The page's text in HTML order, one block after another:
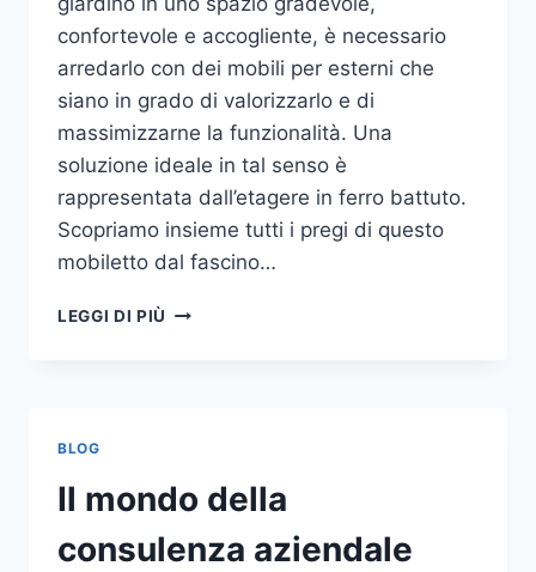
confortevole e accogliente, è necessario
arredarlo con dei mobili per esterni che
siano in grado di valorizzarlo e di
massimizzarne la funzionalità. Una
soluzione ideale in tal senso è
rappresentata dall’etagere in ferro battuto.
Scopriamo insieme tutti i pregi di questo
mobiletto dal fascino…
LEGGI DI PIÙ ETAGERE
PER
L’ARREDO
GIARDINO
BLOG
Il mondo della
consulenza aziendale